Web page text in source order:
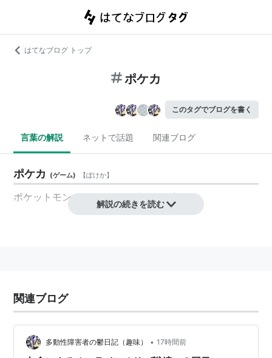
はてなブログ トップ
ポケカ
このタグでブログを書く
言葉の解説 ネットで話題 関連ブログ
ポケカ (ゲーム) 【ぽけか】
ポケットモンスターカードゲームの略。
解説の続きを読む
関連ブログ
多動性障害者の鬱日記（趣味） • 17時間前